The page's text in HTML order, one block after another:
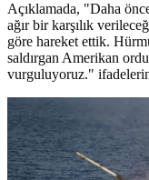
Açıklamada, "Daha
ağır bir karşılık
göre hareket ettik.
saldırgan Amerikan
vurguluyoruz."